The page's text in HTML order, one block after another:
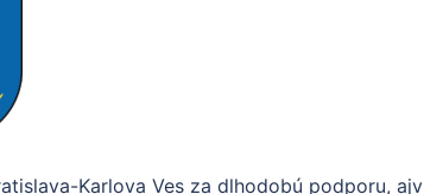
Karlova Ves za dlhodobú podporu, ajv